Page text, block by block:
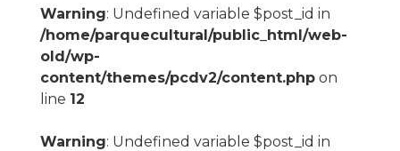
Warning: Undefined variable $post_id in
/home/parquecultural/public_html/web-
old/wp-
content/themes/pcdv2/content.phpon
line 12
Warning: Undefined variable $post_id in